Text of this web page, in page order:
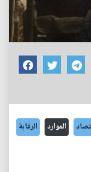
الموارد الرقابة